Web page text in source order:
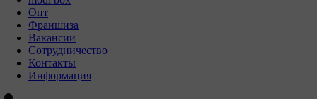
Опт
Франшиза
Вакансии
Сотрудничество
Контакты
Информация